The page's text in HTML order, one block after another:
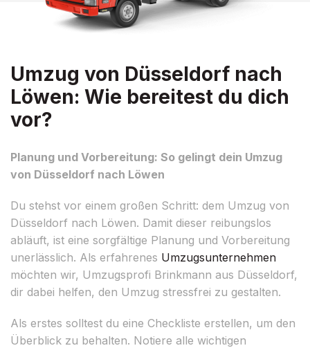
Umzug von Düsseldorf nach
Löwen: Wie bereitest du dich
vor?
Planung und Vorbereitung: So gelingt dein Umzug
von Düsseldorf nach Löwen
Du stehst vor einem großen Schritt: dem Umzug von
Düsseldorf nach Löwen. Damit dieser reibungslos
abläuft, ist eine sorgfältige Planung und Vorbereitung
unerlässlich. Als erfahrenes Umzugsunternehmen
möchten wir, Umzugsprofi Brinkmann aus Düsseldorf,
dir dabei helfen, den Umzug stressfrei zu gestalten.
Als erstes solltest du eine Checkliste erstellen, um den
Überblick zu behalten. Notiere alle wichtigen